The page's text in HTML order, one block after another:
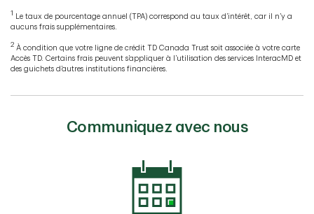
1
Le taux de pourcentage annuel (TPA) correspond au taux d’intérêt, car il n’y a
aucuns frais supplémentaires.
2 À condition que votre ligne de crédit TD Canada Trust soit associée à votre carte
Accès TD. Certains frais peuvent s’appliquer à l’utilisation des services InteracMD et
des guichets d’autres institutions financières.
Communiquez avec nous